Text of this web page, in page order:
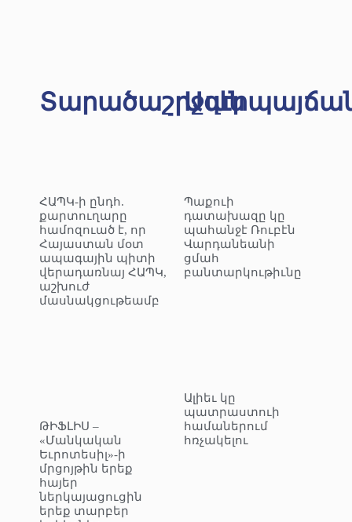
Տարածաշրջան
ՀԱՊԿ-ի ընդհ.
քարտուղարը
համոզուած է, որ
Հայաստան մօտ
ապագային պիտի
վերադառնայ ՀԱՊԿ,
աշխուժ
մասնակցութեամբ
ԹԻՖԼԻՍ –
«Մանկական
Եւրոտեսիլ»-ի
մրցոյթին երեք
հայեր
ներկայացուցին
երեք տարբեր
Պաքուի
դատախազը կը
պահանջէ Ռուբէն
Վարդանեանի
ցմահ
բանտարկութիւնը
Ալիեւ կը
պատրաստուի
համաներում
հռչակելու